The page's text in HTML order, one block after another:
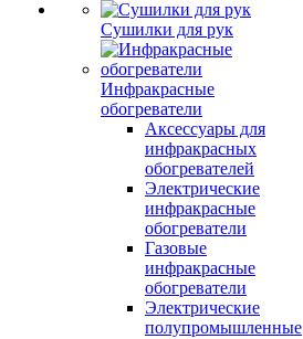
Сушилки для рук
Инфракрасные
обогреватели
Аксессуары для
инфракрасных
обогревателей
Электрические
инфракрасные
обогреватели
Газовые
инфракрасные
обогреватели
Электрические
полупромышленные